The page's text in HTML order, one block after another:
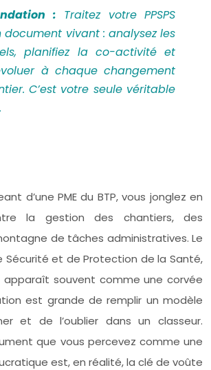
: Traitez votre PPSPS
vivant : analysez les
planifiez la co-activité et
à chaque changement
C’est votre seule véritable
d’une PME du BTP, vous jonglez en
la gestion des chantiers, des
de tâches administratives. Le
Sécurité et de Protection de la Santé,
apparaît souvent comme une corvée
est grande de remplir un modèle
et de l’oublier dans un classeur.
que vous percevez comme une
est, en réalité, la clé de voûte